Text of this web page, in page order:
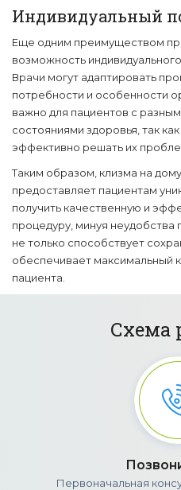
Индивидуальный
Еще одним преимуществом
возможность
Врачи могут адаптировать
потребности и особенности
важно для пациентов с
состояниями здоровья, так
эффективно решать их
Таким образом, клизма на
предоставляет пациентам
получить качественную и
процедуру, минуя неудобства
не только способствует
обеспечивает максимальный
пациента.
Схема
Первоначальная